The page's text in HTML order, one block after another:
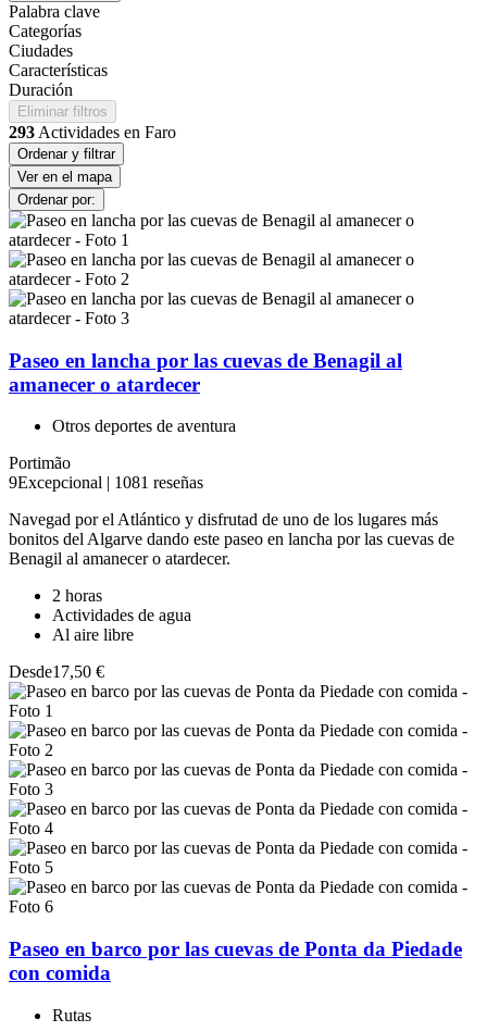
Palabra clave
Categorías
Ciudades
Características
Duración
Eliminar filtros
293 Actividades en Faro
Ordenar y filtrar
Ver en el mapa
Ordenar por:
Paseo en lancha por las cuevas de Benagil al
amanecer o atardecer
Otros deportes de aventura
Portimão
9Excepcional | 1081 reseñas
Navegad por el Atlántico y disfrutad de uno de los lugares más
bonitos del Algarve dando este paseo en lancha por las cuevas de
Benagil al amanecer o atardecer.
2 horas
Actividades de agua
Al aire libre
Desde17,50 €
Paseo en barco por las cuevas de Ponta da Piedade
con comida
Rutas